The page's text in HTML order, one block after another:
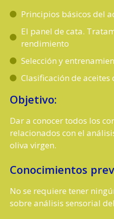
Principios básicos del
El panel de cata.
rendimiento
Selección y
Clasificación de aceites
Objetivo:
Dar a conocer todos los
relacionados con el
oliva virgen.
Conocimientos
No se requiere tener
sobre análisis sensorial